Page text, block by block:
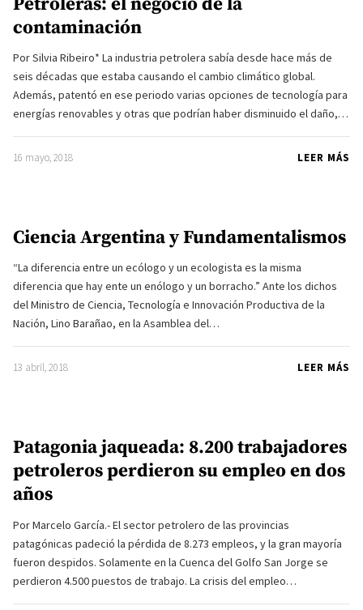
contaminación
Por Silvia Ribeiro* La industria petrolera sabía desde hace más de
seis décadas que estaba causando el cambio climático global.
Además, patentó en ese periodo varias opciones de tecnología para
energías renovables y otras que podrían haber disminuido el daño,…
16 mayo, 2018 LEER MÁS
Ciencia Argentina y Fundamentalismos
“La diferencia entre un ecólogo y un ecologista es la misma
diferencia que hay ente un enólogo y un borracho.” Ante los dichos
del Ministro de Ciencia, Tecnología e Innovación Productiva de la
Nación, Lino Barañao, en la Asamblea del…
13 abril, 2018 LEER MÁS
Patagonia jaqueada: 8.200 trabajadores
petroleros perdieron su empleo en dos
años
Por Marcelo García.- El sector petrolero de las provincias
patagónicas padeció la pérdida de 8.273 empleos, y la gran mayoría
fueron despidos. Solamente en la Cuenca del Golfo San Jorge se
perdieron 4.500 puestos de trabajo. La crisis del empleo…